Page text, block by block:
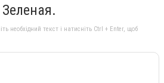
необхідний текст і натисніть Ctrl + Enter, щоб